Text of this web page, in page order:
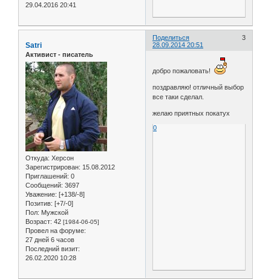
29.04.2016 20:41
Поделиться
3
28.09.2014 20:51
Satri
Активист - писатель
Откуда: Херсон
Зарегистрирован: 15.08.2012
Приглашений: 0
Сообщений: 3697
Уважение: [+138/-8]
Позитив: [+7/-0]
Пол: Мужской
Возраст: 42 [1984-06-05]
Провел на форуме:
27 дней 6 часов
Последний визит:
26.02.2020 10:28
добро пожаловать!
поздравляю! отличный выбор
все таки сделал.
желаю приятных покатух
0